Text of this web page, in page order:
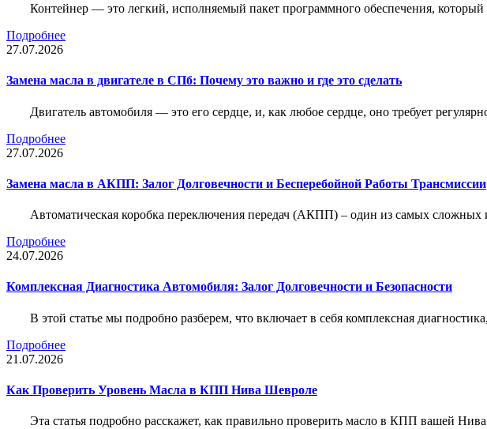
Контейнер — это легкий, исполняемый пакет программного обеспечения, который
Подробнее
27.07.2026
Замена масла в двигателе в СПб: Почему это важно и где это сделать
Двигатель автомобиля — это его сердце, и, как любое сердце, оно требует
Подробнее
27.07.2026
Замена масла в АКПП: Залог Долговечности и Бесперебойной Работы Трансмиссии
Автоматическая коробка переключения передач (АКПП) – один из самых сложных
Подробнее
24.07.2026
Комплексная Диагностика Автомобиля: Залог Долговечности и Безопасности
В этой статье мы подробно разберем, что включает в себя комплексная
Подробнее
21.07.2026
Как Проверить Уровень Масла в КПП Нива Шевроле
Эта статья подробно расскажет, как правильно проверить масло в КПП вашей